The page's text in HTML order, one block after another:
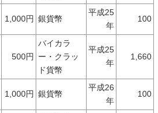
1,000円 銀貨幣
平成25
年
100
500円
バイカラ
ー・クラッ
ド貨幣
平成25
年
1,660
1,000円 銀貨幣
平成26
年
100